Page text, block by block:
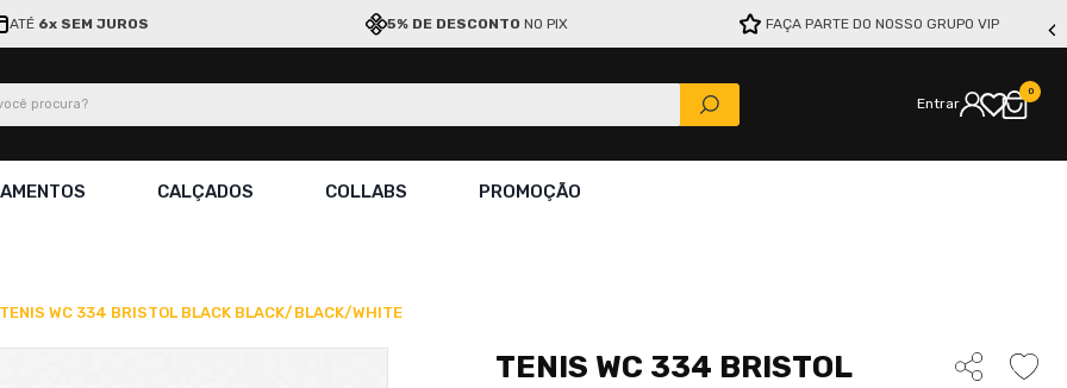
ATÉ 6x SEM JUROS 5% DE DESCONTO NO PIX FAÇA PARTE DO NOSSO GRUPO VIP
procura?
Entrar
0
CALÇADOS COLLABS PROMOÇÃO
TENIS WC 334 BRISTOL BLACK BLACK/BLACK/WHITE
TENIS WC 334 BRISTOL